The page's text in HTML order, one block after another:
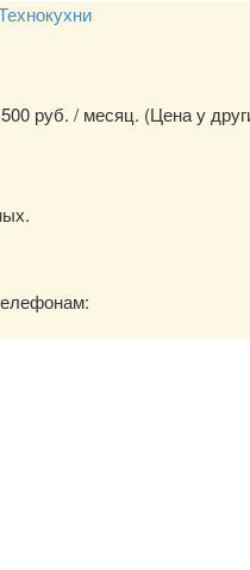
руб. / месяц. (Цена у